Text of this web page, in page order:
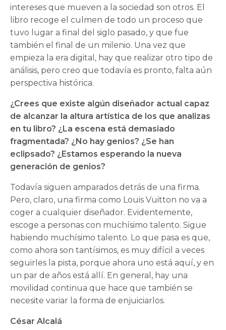
intereses que mueven a la sociedad son otros. El
libro recoge el culmen de todo un proceso que
tuvo lugar a final del siglo pasado, y que fue
también el final de un milenio. Una vez que
empieza la era digital, hay que realizar otro tipo de
análisis, pero creo que todavía es pronto, falta aún
perspectiva histórica.
¿Crees que existe algún diseñador actual capaz
de alcanzar la altura artística de los que analizas
en tu libro? ¿La escena está demasiado
fragmentada? ¿No hay genios? ¿Se han
eclipsado? ¿Estamos esperando la nueva
generación de genios?
Todavía siguen amparados detrás de una firma.
Pero, claro, una firma como Louis Vuitton no va a
coger a cualquier diseñador. Evidentemente,
escoge a personas con muchísimo talento. Sigue
habiendo muchísimo talento. Lo que pasa es que,
como ahora son tantísimos, es muy difícil a veces
seguirles la pista, porque ahora uno está aquí, y en
un par de años está allí. En general, hay una
movilidad continua que hace que también se
necesite variar la forma de enjuiciarlos.
César Alcalá